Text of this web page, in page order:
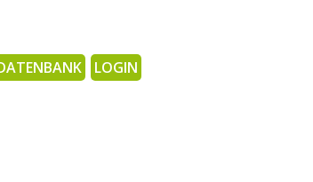
LOGIN